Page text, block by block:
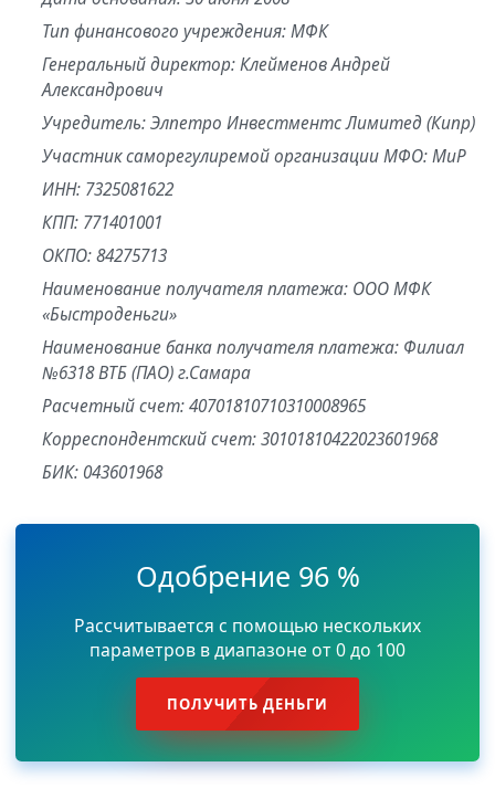
Тип финансового учреждения: МФК
Генеральный директор: Клейменов Андрей
Александрович
Учредитель: Элпетро Инвестментс Лимитед (Кипр)
Участник саморегулиремой организации МФО: МиР
ИНН: 7325081622
КПП: 771401001
ОКПО: 84275713
Наименование получателя платежа: ООО МФК
«Быстроденьги»
Наименование банка получателя платежа: Филиал
№6318 ВТБ (ПАО) г.Самара
Расчетный счет: 40701810710310008965
Корреспондентский счет: 30101810422023601968
БИК: 043601968
Одобрение 96 %
Рассчитывается с помощью нескольких
параметров в диапазоне от 0 до 100
ПОЛУЧИТЬ ДЕНЬГИ